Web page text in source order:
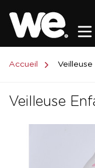
Accueil
Veilleuse